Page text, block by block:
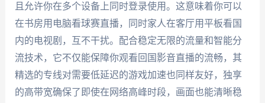
且允许你在多个设备上同时登录使用。这意味着你可以
在书房用电脑看球赛直播，同时家人在客厅用平板看国
内的电视剧，互不干扰。配合稳定无限的流量和智能分
流技术，它不仅能保障你观看回国影音直播的流畅，其
精选的专线对需要低延迟的游戏加速也同样友好，独享
的高带宽确保了即使在网络高峰时段，画面也能清晰稳